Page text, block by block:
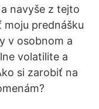
navyše z tejto
prednášku
v osobnom a
volatilite a
si zarobiť na